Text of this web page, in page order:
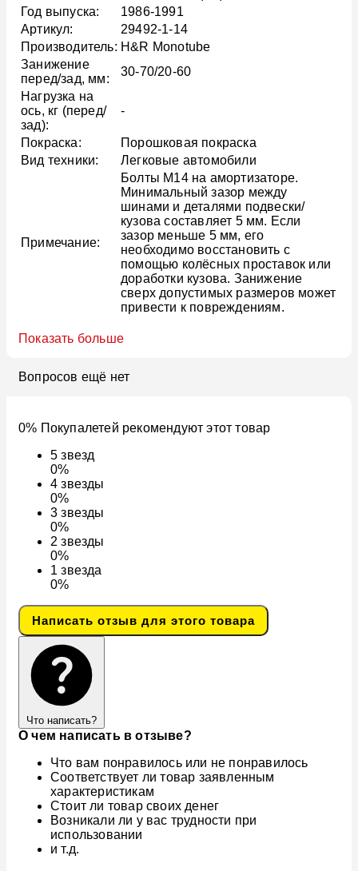
Год выпуска:
1986-1991
Артикул:
29492-1-14
Производитель: H&R Monotube
Занижение
перед/зад, мм:
30-70/20-60
Нагрузка на
ось, кг (перед/
зад):
-
Покраска:
Порошковая покраска
Вид техники:
Легковые автомобили
Примечание:
Болты M14 на амортизаторе.
Минимальный зазор между
шинами и деталями подвески/
кузова составляет 5 мм. Если
зазор меньше 5 мм, его
необходимо восстановить с
помощью колёсных проставок или
доработки кузова. Занижение
сверх допустимых размеров может
привести к повреждениям.
Показать больше
Вопросов ещё нет
0% Покупалетей рекомендуют этот товар
5звезд
0%
4звезды
0%
3звезды
0%
2звезды
0%
1звезда
0%
Написать отзыв для этого товара
Что написать?
О чем написать в отзыве?
Что вам понравилось или не понравилось
Соответствует ли товар заявленным
характеристикам
Стоит ли товар своих денег
Возникали ли у вас трудности при
использовании
и т.д.